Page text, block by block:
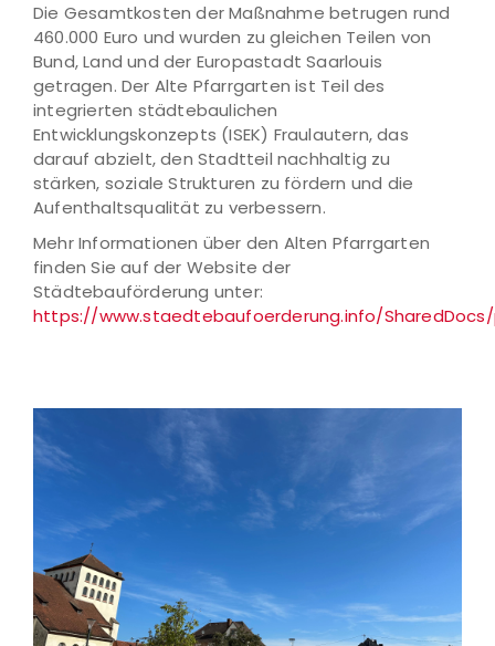
Die Gesamtkosten der Maßnahme betrugen rund
460.000 Euro und wurden zu gleichen Teilen von
Bund, Land und der Europastadt Saarlouis
getragen. Der Alte Pfarrgarten ist Teil des
integrierten städtebaulichen
Entwicklungskonzepts (ISEK) Fraulautern, das
darauf abzielt, den Stadtteil nachhaltig zu
stärken, soziale Strukturen zu fördern und die
Aufenthaltsqualität zu verbessern.
Mehr Informationen über den Alten Pfarrgarten
finden Sie auf der Website der
Städtebauförderung unter:
https://www.staedtebaufoerderung.info/